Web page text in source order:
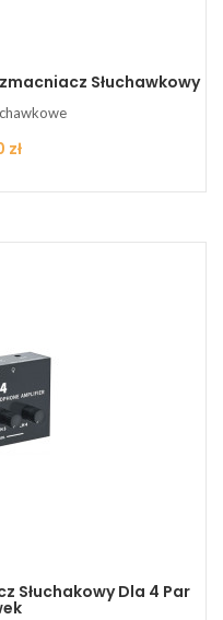
Słuchawkowy
zł
Słuchakowy Dla 4 Par